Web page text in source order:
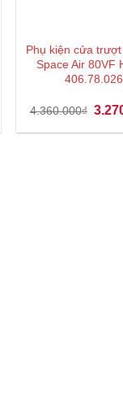
Phụ kiện cửa
Space Air 80VF
406.78.026
4.360.000₫ Giá
là: